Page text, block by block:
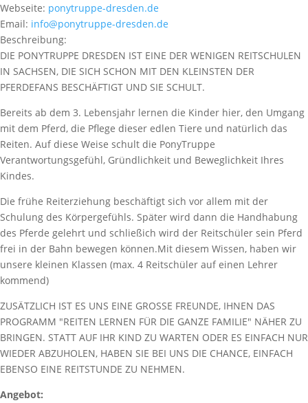
Webseite: ponytruppe-dresden.de
Email: info@ponytruppe-dresden.de
Beschreibung:
DIE PONYTRUPPE DRESDEN IST EINE DER WENIGEN REITSCHULEN
IN SACHSEN, DIE SICH SCHON MIT DEN KLEINSTEN DER
PFERDEFANS BESCHÄFTIGT UND SIE SCHULT.
Bereits ab dem 3. Lebensjahr lernen die Kinder hier, den Umgang
mit dem Pferd, die Pflege dieser edlen Tiere und natürlich das
Reiten. Auf diese Weise schult die PonyTruppe
Verantwortungsgefühl, Gründlichkeit und Beweglichkeit Ihres
Kindes.
Die frühe Reiterziehung beschäftigt sich vor allem mit der
Schulung des Körpergefühls. Später wird dann die Handhabung
des Pferde gelehrt und schließich wird der Reitschüler sein Pferd
frei in der Bahn bewegen können.Mit diesem Wissen, haben wir
unsere kleinen Klassen (max. 4 Reitschüler auf einen Lehrer
kommend)
ZUSÄTZLICH IST ES UNS EINE GROSSE FREUNDE, IHNEN DAS
PROGRAMM "REITEN LERNEN FÜR DIE GANZE FAMILIE" NÄHER ZU
BRINGEN. STATT AUF IHR KIND ZU WARTEN ODER ES EINFACH NUR
WIEDER ABZUHOLEN, HABEN SIE BEI UNS DIE CHANCE, EINFACH
EBENSO EINE REITSTUNDE ZU NEHMEN.
Angebot: